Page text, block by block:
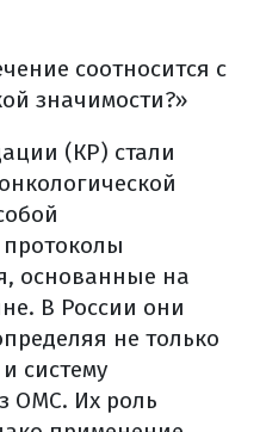
соотносится с
значимости?»
(КР) стали
основанные на
В России они
не только
систему
ОМС. Их роль